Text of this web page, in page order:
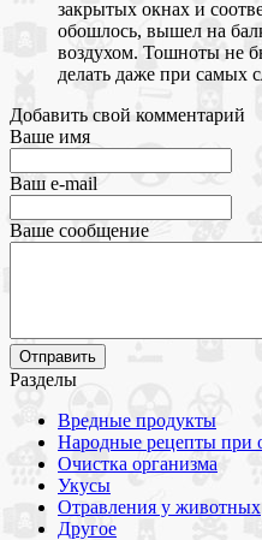
закрытых окнах и
обошлось, вышел на
воздухом. Тошноты не
делать даже при самых
Добавить свой комментарий
Ваше имя
Ваш e-mail
Ваше сообщение
Разделы
Вредные продукты
Народные рецепты при
Очистка организма
Укусы
Отравления у животных
Другое